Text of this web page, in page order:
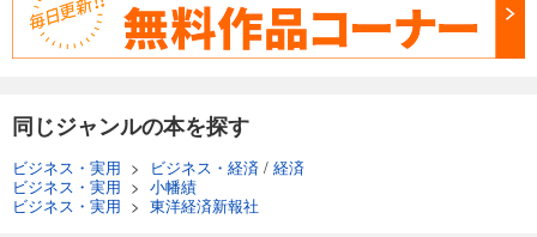
同じジャンルの本を探す
ビジネス・実用 > ビジネス・経済 / 経済
ビジネス・実用 > 小幡績
ビジネス・実用 > 東洋経済新報社